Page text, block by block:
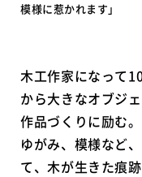
模様に惹かれます」
木工作家になって
から大きなオブジ
作品づくりに励む
ゆがみ、模様など
て、木が生きた痕